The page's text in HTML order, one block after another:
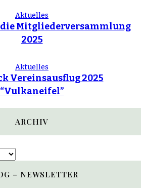
Aktuelles
Mitgliederversammlung
2025
Aktuelles
Vereinsausflug 2025
“Vulkaneifel”
ARCHIV
– NEWSLETTER